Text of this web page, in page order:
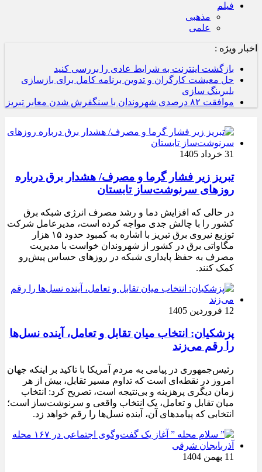
فیلم
مذهبی
علمی
اخبار ویژه :
بازگشت اینترنت به شرایط عادی را بررسی کنید
حل معیشت کارگران و تدوین برنامه کامل برای بازسازی
بلبرینگ سازی
موافقت ۸۲ درصدی شهروندان با سنگفرش شدن معابر تبریز
31 خرداد 1405
تبریز زیر فشار گرما و مصرف/ هشدار برق درباره
روزهای سرنوشت‌ساز تابستان
در حالی که افزایش دما و رشد مصرف انرژی شبکه برق
کشور را با چالش جدی مواجه کرده است، مدیرعامل شرکت
توزیع نیروی برق تبریز با اشاره به کمبود حدود ۱۵ هزار
مگاواتی برق در کشور از شهروندان خواست با مدیریت
مصرف به حفظ پایداری شبکه در روزهای حساس پیش‌رو
کمک کنند.
12 فروردین 1405
پزشکیان: انتخاب میان تقابل و تعامل، آینده نسل‌ها
را رقم می‌زند
رئیس‌جمهوری در پیامی به مردم آمریکا با تاکید بر اینکه جهان
امروز در نقطه‌ای است که تداوم مسیر تقابل، بیش از هر
زمان دیگری پرهزینه و بی‌نتیجه است، تصریح کرد: انتخاب
میان تقابل و تعامل، یک انتخاب واقعی و سرنوشت‌ساز است؛
انتخابی که پیامدهای آن، آینده نسل‌ها را رقم خواهد زد.
11 بهمن 1404